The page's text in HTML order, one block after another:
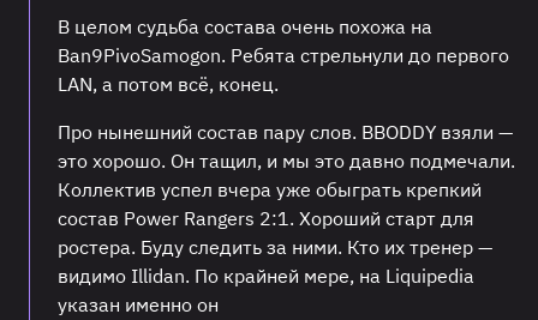
В целом судьба состава очень похожа на
Ban9PivoSamogon. Ребята стрельнули до первого
LAN, а потом всё, конец.
Про нынешний состав пару слов. BBODDY взяли —
это хорошо. Он тащил, и мы это давно подмечали.
Коллектив успел вчера уже обыграть крепкий
состав Power Rangers 2:1. Хороший старт для
ростера. Буду следить за ними. Кто их тренер —
видимо Illidan. По крайней мере, на Liquipedia
указан именно он